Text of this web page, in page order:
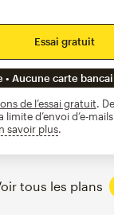
Essai gratuit
• Aucune carte
de l’essai gratuit.
limite d’envoi d’e-
savoir plusinfobulle
tous les plans